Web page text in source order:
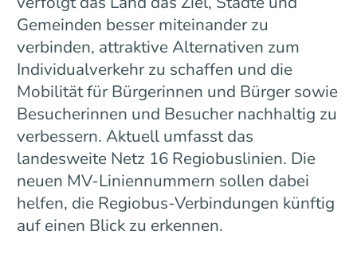
Gemeinden besser miteinander zu
verbinden, attraktive Alternativen zum
Individualverkehr zu schaffen und die
Mobilität für Bürgerinnen und Bürger sowie
Besucherinnen und Besucher nachhaltig zu
verbessern. Aktuell umfasst das
landesweite Netz 16 Regiobuslinien. Die
neuen MV-Liniennummern sollen dabei
helfen, die Regiobus-Verbindungen künftig
auf einen Blick zu erkennen.